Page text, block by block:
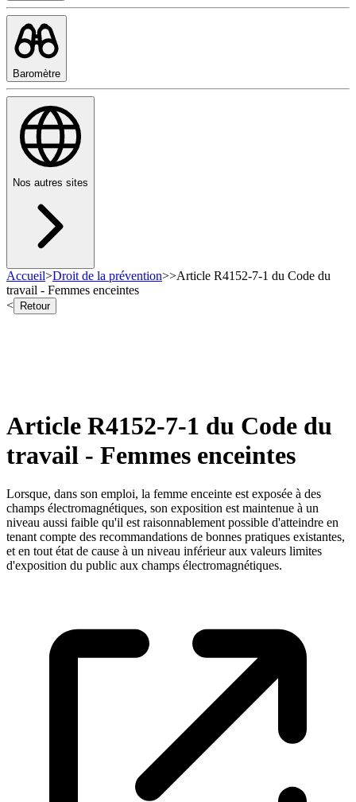
Baromètre
Nos autres sites
Accueil>Droit de la prévention>>Article R4152-7-1 du Code du
travail - Femmes enceintes
<
Retour
Article R4152-7-1 du Code du
travail - Femmes enceintes
Lorsque, dans son emploi, la femme enceinte est exposée à des
champs électromagnétiques, son exposition est maintenue à un
niveau aussi faible qu'il est raisonnablement possible d'atteindre en
tenant compte des recommandations de bonnes pratiques existantes,
et en tout état de cause à un niveau inférieur aux valeurs limites
d'exposition du public aux champs électromagnétiques.